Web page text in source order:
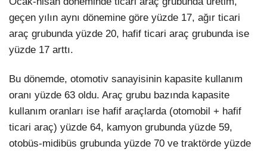
geçen yılın aynı dönemine göre yüzde 17, ağır ticari
araç grubunda yüzde 20, hafif ticari araç grubunda ise
yüzde 17 arttı.
Bu dönemde, otomotiv sanayisinin kapasite kullanım
oranı yüzde 63 oldu. Araç grubu bazında kapasite
kullanım oranları ise hafif araçlarda (otomobil + hafif
ticari araç) yüzde 64, kamyon grubunda yüzde 59,
otobüs-midibüs grubunda yüzde 70 ve traktörde yüzde